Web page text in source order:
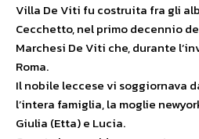
Villa De Viti fu costruita fra gli
Cecchetto, nel primo decennio
Marchesi De Viti che, durante
Roma.
Il nobile leccese vi soggiornava
l’intera famiglia, la moglie
Giulia (Etta) e Lucia.